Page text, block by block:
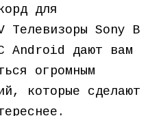
для
Телевизоры Sony B
Android дают вам
огромным
которые сделают